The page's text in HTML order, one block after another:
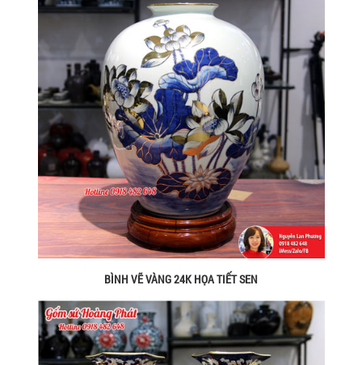
BÌNH VẼ VÀNG 24K HỌA TIẾT SEN